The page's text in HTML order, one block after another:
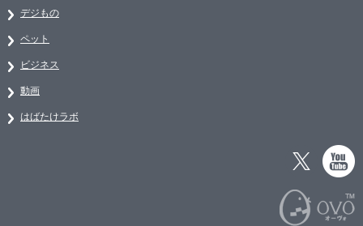
デジもの
ペット
ビジネス
動画
はばたけラボ